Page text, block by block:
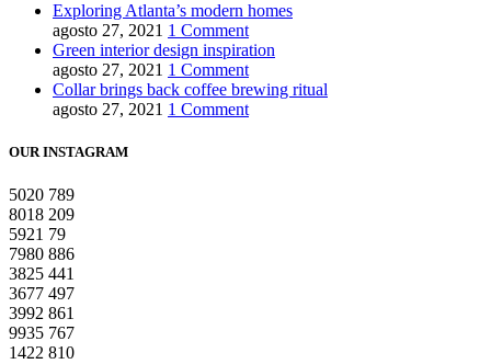
Exploring Atlanta’s modern homes
agosto 27, 2021 1 Comment
Green interior design inspiration
agosto 27, 2021 1 Comment
Collar brings back coffee brewing ritual
agosto 27, 2021 1 Comment
OUR INSTAGRAM
5020 789
8018 209
5921 79
7980 886
3825 441
3677 497
3992 861
9935 767
1422 810